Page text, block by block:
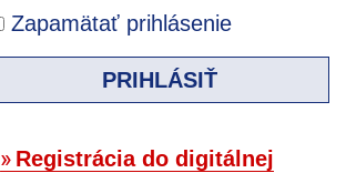
Zapamätať prihlásenie
PRIHLÁSIŤ
Registrácia do digitálnej